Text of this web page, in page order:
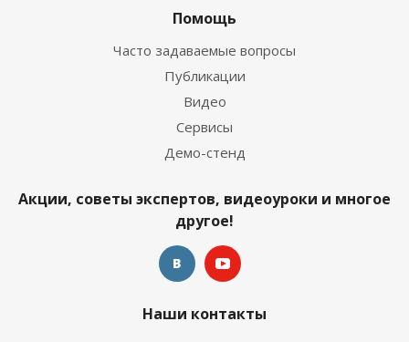
Помощь
Часто задаваемые вопросы
Публикации
Видео
Сервисы
Демо-стенд
Акции, советы экспертов, видеоуроки и многое
другое!
Наши контакты